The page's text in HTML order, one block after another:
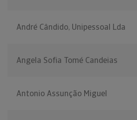
André Cândido, Unipessoal Lda
Angela Sofia Tomé Candeias
Antonio Assunção Miguel